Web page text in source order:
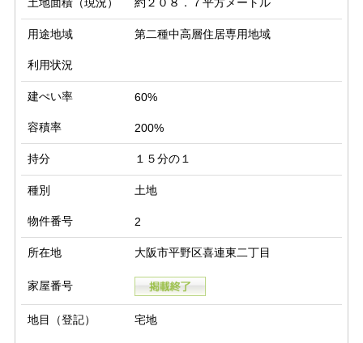
用途地域 第二種中高層住居専用地域
利用状況
建ぺい率 60%
容積率 200%
持分 １５分の１
種別 土地
物件番号 2
所在地 大阪市平野区喜連東二丁目
家屋番号
地目（登記） 宅地